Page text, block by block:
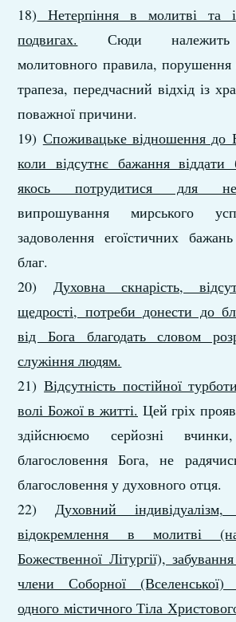
18) Нетерпіння в молитві та
подвигах.
Сюди належить
молитовного правила, порушення
трапеза, передчасний відхід із
поважної причини.
19) Споживацьке відношення до
коли відсутнє бажання віддати
якось потрудитися для
випрошування мирського
задоволення егоїстичних
благ.
20) Духовна скнарість,
щедрості, потреби донести до
від Бога благодать словом
служіння людям.
21)Відсутність постійної
волі Божої в житті. Цей гріх
здійснюємо серйозні
благословення Бога, не
благословення у духовного отця.
22) Духовний
відокремлення в молитві
Божественної Літургії),
члени Соборної
одного містичного Тіла